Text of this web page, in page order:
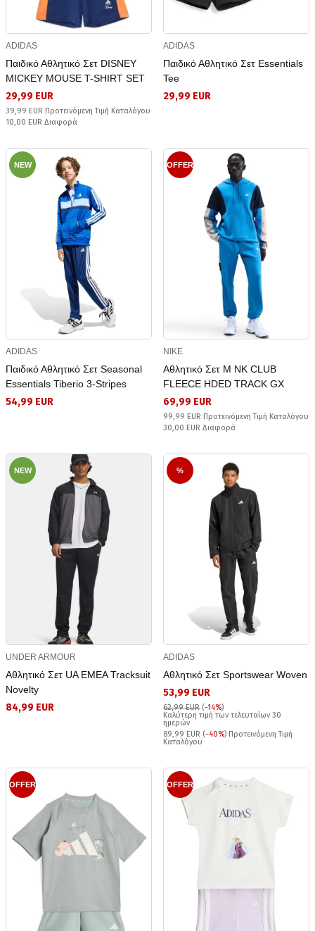
ADIDAS
Παιδικό Αθλητικό Σετ DISNEY
MICKEY MOUSE T-SHIRT SET
29,99 EUR
39,99 EUR Προτεινόμενη Τιμή Καταλόγου
10,00 EUR Διαφορά
ADIDAS
Παιδικό Αθλητικό Σετ Essentials
Tee
29,99 EUR
NEW
ADIDAS
Παιδικό Αθλητικό Σετ Seasonal
Essentials Tiberio 3-Stripes
54,99 EUR
OFFER
NIKE
Αθλητικό Σετ M NK CLUB
FLEECE HDED TRACK GX
69,99 EUR
99,99 EUR Προτεινόμενη Τιμή Καταλόγου
30,00 EUR Διαφορά
NEW
UNDER ARMOUR
Αθλητικό Σετ UA EMEA Tracksuit
Novelty
84,99 EUR
%
ADIDAS
Αθλητικό Σετ Sportswear Woven
53,99 EUR
62,99 EUR (-14%)
Καλύτερη τιμή των τελευταίων 30
ημερών
89,99 EUR (-40%) Προτεινόμενη Τιμή
Καταλόγου
OFFER OFFER